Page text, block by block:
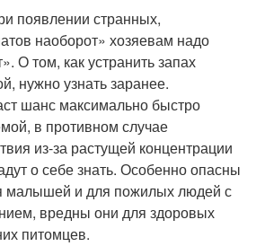
появлении странных,
наоборот» хозяевам надо
О том, как устранить запах
нужно узнать заранее.
шанс максимально быстро
в противном случае
из-за растущей концентрации
о себе знать. Особенно опасны
малышей и для пожилых людей с
вредны они для здоровых
питомцев.